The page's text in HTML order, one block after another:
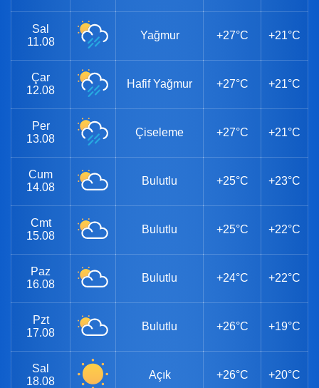
Sal
11.08
Yağmur +27°C +21°C
Çar
12.08
Hafif Yağmur +27°C +21°C
Per
13.08
Çiseleme +27°C +21°C
Cum
14.08
Bulutlu +25°C +23°C
Cmt
15.08
Bulutlu +25°C +22°C
Paz
16.08
Bulutlu +24°C +22°C
Pzt
17.08
Bulutlu +26°C +19°C
Sal
18.08
Açık +26°C +20°C